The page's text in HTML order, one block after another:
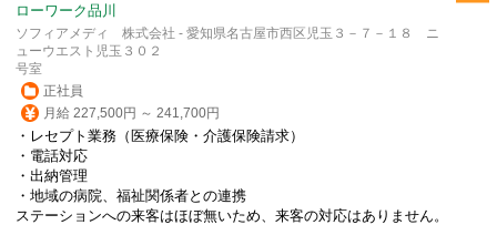
ローワーク品川
ソフィアメディ 株式会社 - 愛知県名古屋市西区児玉３－７－１８ ニ
ューウエスト児玉３０２
号室
正社員
月給 227,500円 ～ 241,700円
・レセプト業務（医療保険・介護保険請求）
・電話対応
・出納管理
・地域の病院、福祉関係者との連携
ステーションへの来客はほぼ無いため、来客の対応はありません。